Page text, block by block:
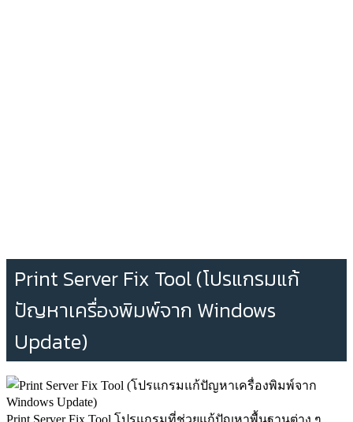
Print Server Fix Tool (โปรแกรมแก้
ปัญหาเครื่องพิมพ์จาก Windows
Update)
Print Server Fix Tool โปรแกรมที่ช่วยแก้ปัญหาพื้นฐานต่าง ๆ